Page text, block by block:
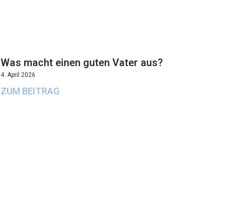
Was macht einen guten Vater aus?
4. April 2026
ZUM BEITRAG